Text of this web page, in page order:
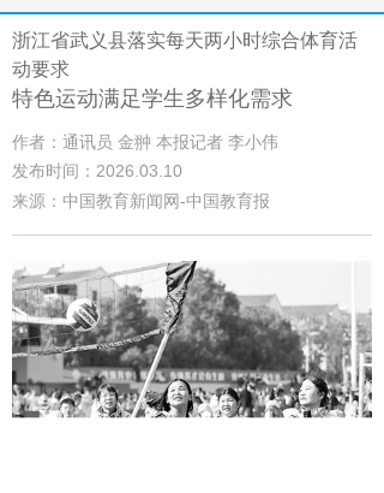
浙江省武义县落实每天两小时综合体育活
动要求
特色运动满足学生多样化需求
作者：通讯员 金翀 本报记者 李小伟
发布时间：2026.03.10
来源：中国教育新闻网-中国教育报